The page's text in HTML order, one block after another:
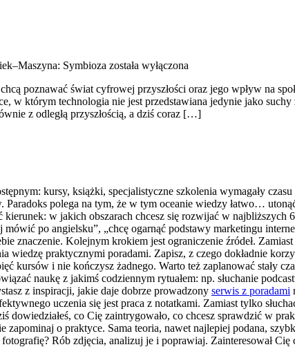
Symbioza została wyłączona
poznawać świat cyfrowej przyszłości oraz jego wpływ na
w którym technologia nie jest przedstawiana jedynie jako
z odległą przyszłością, a dziś coraz […]
kursy, książki, specjalistyczne szkolenia wymagały
polega na tym, że w tym oceanie wiedzy łatwo…
w jakich obszarach chcesz się rozwijać w
po angielsku”, „chcę ogarnąć podstawy marketingu
znaczenie. Kolejnym krokiem jest ograniczenie źródeł.
wiedzę praktycznymi poradami. Zapisz, z czego dokładnie
kursów i nie kończysz żadnego. Warto też zaplanować stały
naukę z jakimś codziennym rytuałem: np. słuchanie
z inspiracji, jakie daje dobrze prowadzony serwis z poradami
uczenia się jest praca z notatkami. Zamiast tylko
dowiedziałeś, co Cię zaintrygowało, co chcesz sprawdzić w
zapominaj o praktyce. Sama teoria, nawet najlepiej podana,
Rób zdjęcia, analizuj je i poprawiaj. Zainteresował